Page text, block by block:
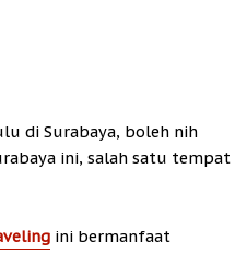
di Surabaya, boleh nih
ini, salah satu tempat
ini bermanfaat